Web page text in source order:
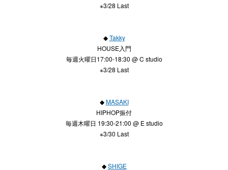
※3/28 Last
◆Takky
HOUSE入門
毎週火曜日17:00-18:30 @ C studio
※3/28 Last
◆MASAKI
HIPHOP振付
毎週木曜日 19:30-21:00 @ E studio
※3/30 Last
◆SHIGE